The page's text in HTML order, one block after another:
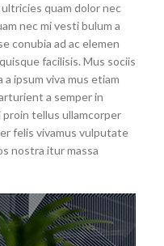
quam dolor nec
nec mi vesti bulum a
conubia ad ac elemen
facilisis. Mus sociis
ipsum viva mus etiam
a semper in
tellus ullamcorper
felis vivamus vulputate
nostra itur massa